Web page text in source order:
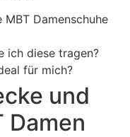
Damenschuhe
ich diese tragen?
für mich?
und
Damen